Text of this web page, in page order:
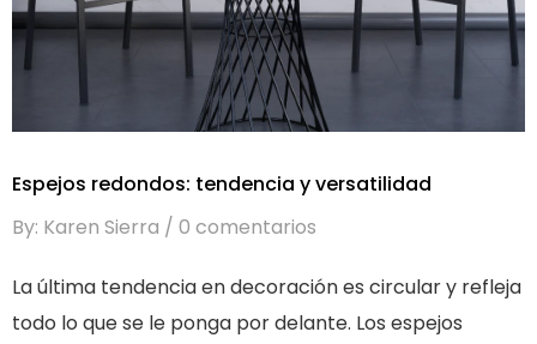
Espejos redondos: tendencia y versatilidad
By: Karen Sierra
0 comentarios
La última tendencia en decoración es circular y refleja
todo lo que se le ponga por delante. Los espejos